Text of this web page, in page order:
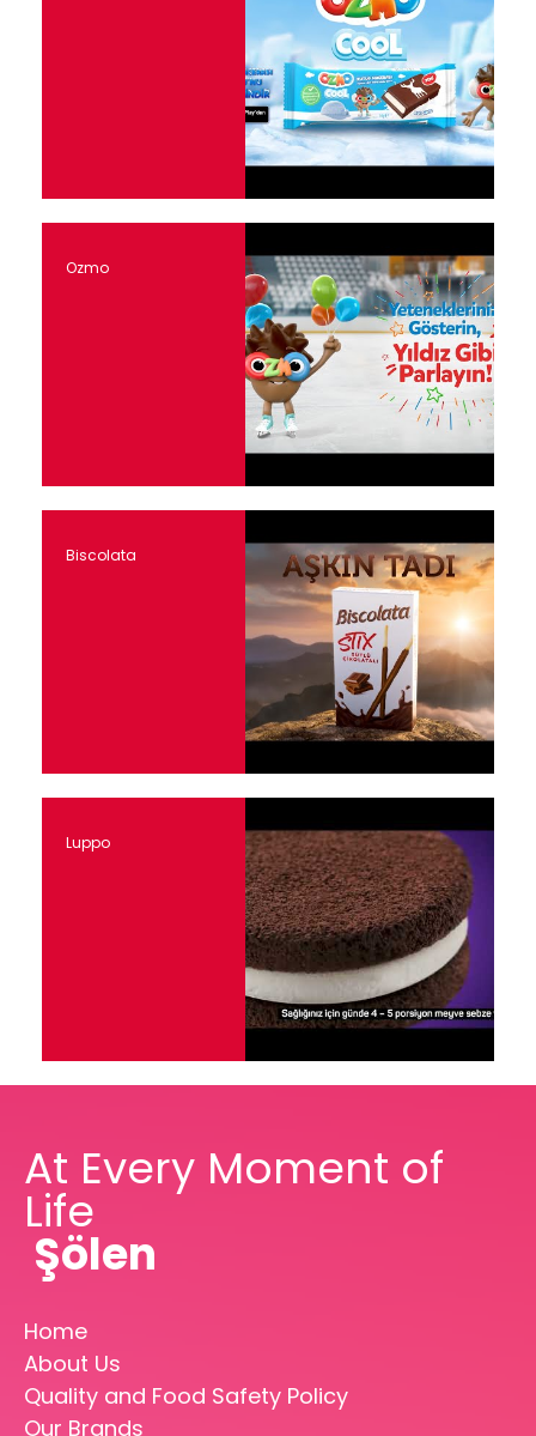
Ozmo
Biscolata
Luppo
At Every Moment of
Life
Şölen
Home
About Us
Quality and Food Safety Policy
Our Brands